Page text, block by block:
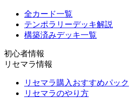
全カード一覧
テンポラリーデッキ解説
構築済みデッキ一覧
初心者情報
リセマラ情報
リセマラ購入おすすめパック
リセマラのやり方